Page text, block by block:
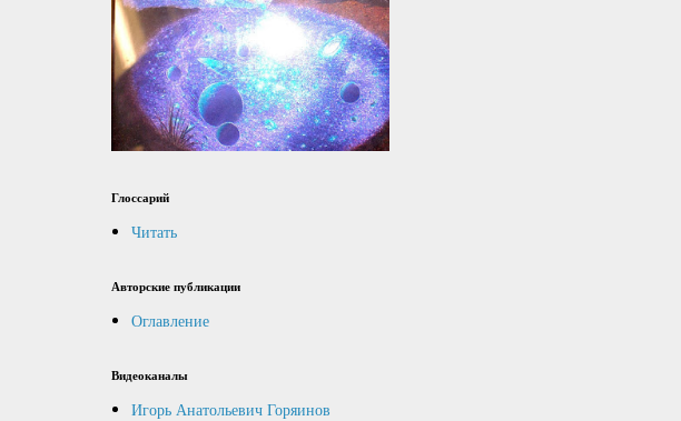
Глоссарий
Читать
Авторские публикации
Оглавление
Видеоканалы
Игорь Анатольевич Горяинов